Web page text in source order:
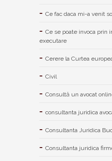
Ce fac daca mi-a venit
Ce se poate invoca prin
executare
Cerere la Curtea
Civil
Consultă un avocat
consultanta juridica
Consultanta Juridica
Consultanta juridica